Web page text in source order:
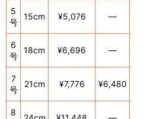
5
号
15cm ¥5,076 ―
6
号
18cm ¥6,696 ―
7
号
21cm ¥7,776 ¥6,480
8